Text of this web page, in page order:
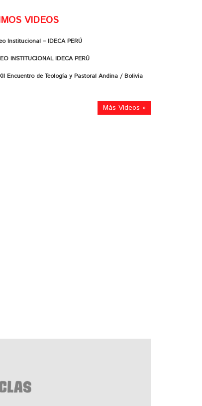
VIDEOS
Institucional – IDECA PERÚ
INSTITUCIONAL IDECA PERÚ
Encuentro de Teología y Pastoral Andina / Bolivia
Más Videos »